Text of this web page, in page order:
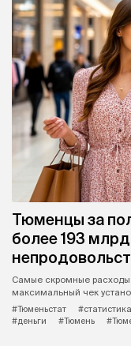
Тюменцы за
более 193
Самые скромные расходы
максимальный чек
#Тюменьстат
#статистика
#деньги
#Тюмень